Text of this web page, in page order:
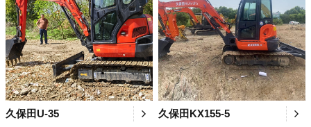
久保田U-35 久保田KX155-5